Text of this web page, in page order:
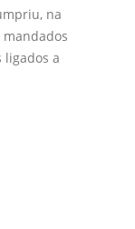
na
ligados a